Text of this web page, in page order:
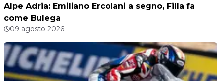
Alpe Adria: Emiliano Ercolani a segno, Filla fa
come Bulega
09 agosto 2026